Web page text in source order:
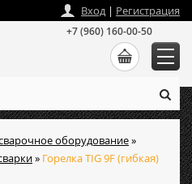
оборудование»
» Горелка TIG 9F (гибкая)
Вход| Регистрация
+7 (960) 160-00-50